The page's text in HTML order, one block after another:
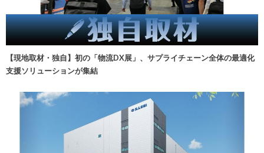
【現地取材・独自】初の「物流DX展」、サプライチェーン全体の最適化
支援ソリューションが集結